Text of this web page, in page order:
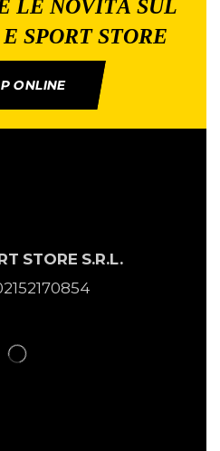
LE NOVITÀ SUL
SPORT STORE
ONLINE
STORE S.R.L.